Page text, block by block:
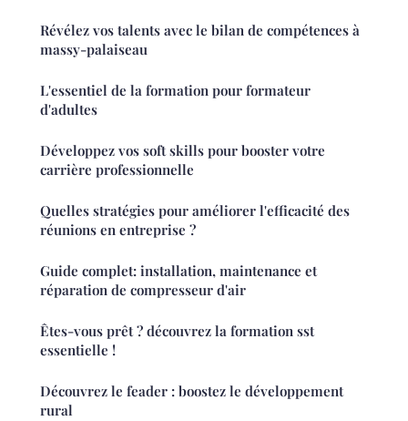
Révélez vos talents avec le bilan de compétences à
massy-palaiseau
L'essentiel de la formation pour formateur
d'adultes
Développez vos soft skills pour booster votre
carrière professionnelle
Quelles stratégies pour améliorer l'efficacité des
réunions en entreprise ?
Guide complet: installation, maintenance et
réparation de compresseur d'air
Êtes-vous prêt ? découvrez la formation sst
essentielle !
Découvrez le feader : boostez le développement
rural